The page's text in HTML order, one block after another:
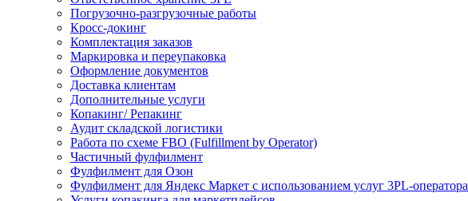
Погрузочно-разгрузочные работы
Кросс-докинг
Комплектация заказов
Маркировка и переупаковка
Оформление документов
Доставка клиентам
Дополнительные услуги
Копакинг/ Репакинг
Аудит складской логистики
Работа по схеме FBO (Fulfillment by Operator)
Частичный фулфилмент
Фулфилмент для Озон
Фулфилмент для Яндекс Маркет с использованием услуг 3PL-оператора